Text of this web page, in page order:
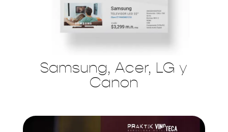
Samsung, Acer, LG y
Canon